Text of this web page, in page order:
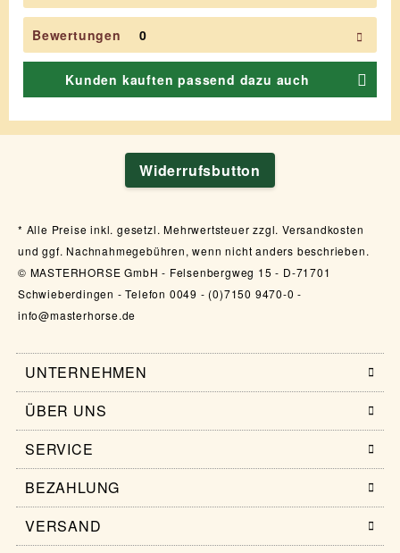
Bewertungen 0
Kunden kauften passend dazu auch
Widerrufsbutton
Alle Preise inkl. gesetzl. Mehrwertsteuer zzgl. Versandkosten
und ggf. Nachnahmegebühren, wenn nicht anders beschrieben.
© MASTERHORSE GmbH - Felsenbergweg 15 - D-71701
Schwieberdingen - Telefon 0049 - (0)7150 9470-0 -
info@masterhorse.de
UNTERNEHMEN
ÜBER UNS
SERVICE
BEZAHLUNG
VERSAND